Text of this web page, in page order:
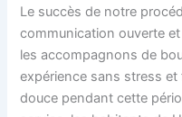
Le succès de notre
communication ouverte
les accompagnons de
expérience sans stress
douce pendant cette